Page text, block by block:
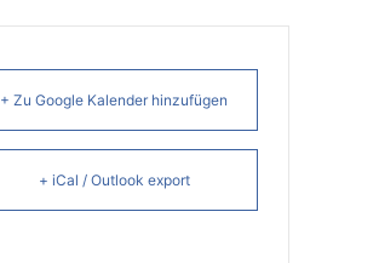
+ Zu Google Kalender hinzufügen
+ iCal / Outlook export